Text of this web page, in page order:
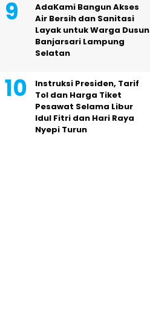
AdaKami Bangun Akses
Air Bersih dan Sanitasi
Layak untuk Warga Dusun
Banjarsari Lampung
Selatan
Instruksi Presiden, Tarif
Tol dan Harga Tiket
Pesawat Selama Libur
Idul Fitri dan Hari Raya
Nyepi Turun